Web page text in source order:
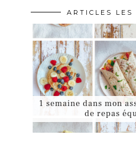
ARTICLES LES
1 semaine dans mon
de repas